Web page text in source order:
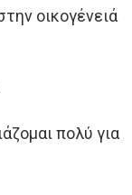
οικογένειά
πολύ για